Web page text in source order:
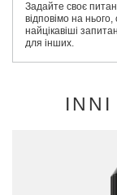
Задайте своє
відповімо на нього,
найцікавіші
для інших.
INNI